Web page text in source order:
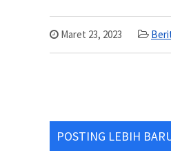
Maret 23, 2023
POSTING LEBIH